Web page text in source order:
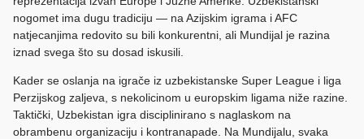
nogomet ima dugu tradiciju — na Azijskim igrama i AFC
natjecanjima redovito su bili konkurentni, ali Mundijal je razina
iznad svega što su dosad iskusili.
Kader se oslanja na igrače iz uzbekistanske Super League i liga
Perzijskog zaljeva, s nekolicinom u europskim ligama niže razine.
Taktički, Uzbekistan igra disciplinirano s naglaskom na
obrambenu organizaciju i kontranapade. Na Mundijalu, svaka